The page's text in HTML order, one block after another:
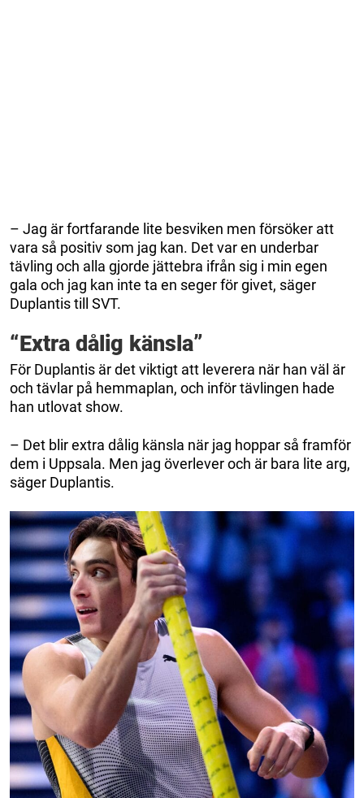
– Jag är fortfarande lite besviken men försöker att
vara så positiv som jag kan. Det var en underbar
tävling och alla gjorde jättebra ifrån sig i min egen
gala och jag kan inte ta en seger för givet, säger
Duplantis till SVT.
“Extra dålig känsla”
För Duplantis är det viktigt att leverera när han väl är
och tävlar på hemmaplan, och inför tävlingen hade
han utlovat show.
– Det blir extra dålig känsla när jag hoppar så framför
dem i Uppsala. Men jag överlever och är bara lite arg,
säger Duplantis.